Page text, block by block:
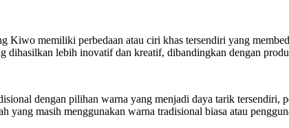
Kiwo memiliki perbedaan atau ciri khas tersendiri yang
dihasilkan lebih inovatif dan kreatif, dibandingkan dengan
dengan pilihan warna yang menjadi daya tarik
yang masih menggunakan warna tradisional biasa atau